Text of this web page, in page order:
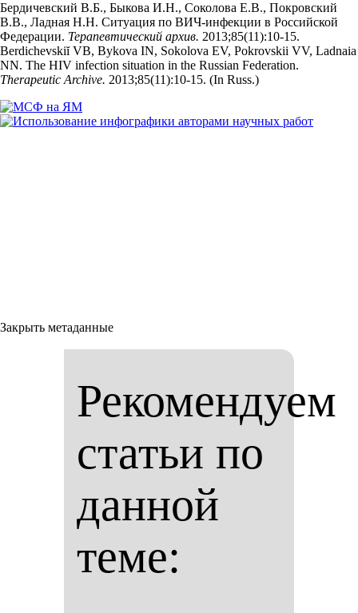
Бердичевский В.Б., Быкова И.Н., Соколова Е.В., Покровский
В.В., Ладная Н.Н. Ситуация по ВИЧ-инфекции в Российской
Федерации. Терапевтический архив. 2013;85(11):10‑15.
Berdichevskiĭ VB, Bykova IN, Sokolova EV, Pokrovskii VV, Ladnaia
NN. The HIV infection situation in the Russian Federation.
Therapeutic Archive. 2013;85(11):10‑15. (In Russ.)
Закрыть метаданные
Рекомендуем
статьи по
данной
теме: